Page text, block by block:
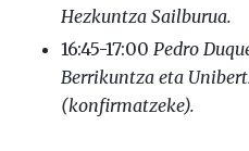
Hezkuntza Sailburua.
16:45-17:00 Pedro
Berrikuntza eta
(konfirmatzeke).